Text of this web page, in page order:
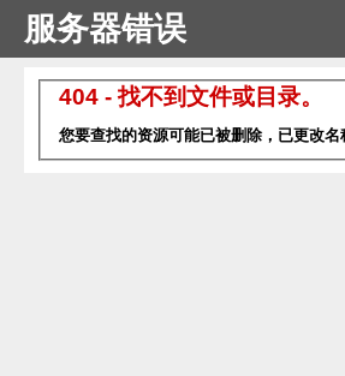
服务器错误
404 - 找不到文件或目录。
您要查找的资源可能已被删除，已更改名